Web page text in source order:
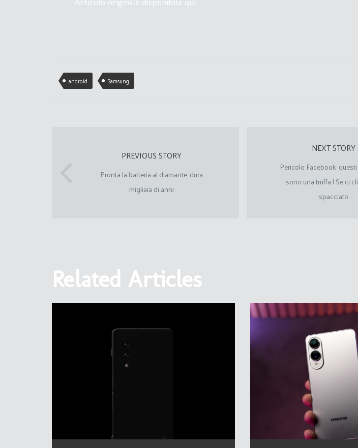
android Samsung
PREVIOUS STORY
Pronta la batteria al diamante, dura
migliaia di anni
NEXT STORY
Pericolo Facebook:
sono una truffa | Se ci
spacciato
Related Articles